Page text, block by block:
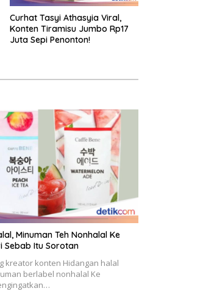
Curhat Tasyi Athasyia Viral,
Konten Tiramisu Jumbo Rp17
Juta Sepi Penonton!
Minuman Teh Nonhalal Ke
Sebab Itu Sorotan
kreator konten Hidangan halal
berlabel nonhalal Ke